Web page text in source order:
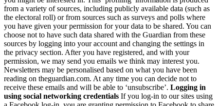
from a variety of sources, including publicly available data (such as
the electoral roll) or from sources such as surveys and polls where
you have given your permission for your data to be shared. You can
choose not to have such data shared with the Guardian from these
sources by logging into your account and changing the settings in
the privacy section. After you have registered, and with your
permission, we may send you emails we think may interest you.
Newsletters may be personalised based on what you have been
reading on theguardian.com. At any time you can decide not to
receive these emails and will be able to ‘unsubscribe’. Logging in
using social networking credentials If you log-in to our sites using